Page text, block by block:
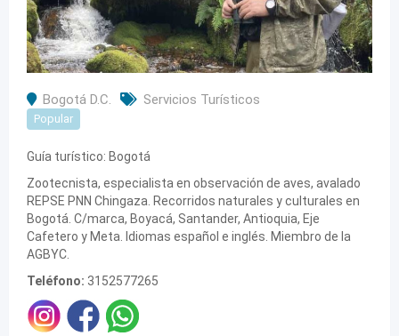
Bogotá D.C. Servicios Turísticos
Popular
Guía turístico: Bogotá
Zootecnista, especialista en observación de aves, avalado
REPSE PNN Chingaza. Recorridos naturales y culturales en
Bogotá. C/marca, Boyacá, Santander, Antioquia, Eje
Cafetero y Meta. Idiomas español e inglés. Miembro de la
AGBYC.
Teléfono: 3152577265